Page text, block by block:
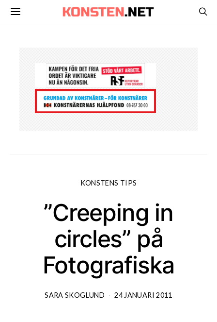
KONSTENS TIPS
”Creeping in
circles” på
Fotografiska
SARA SKOGLUND 24 JANUARI 2011